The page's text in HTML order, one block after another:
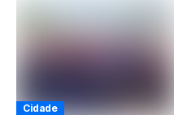
Cidade